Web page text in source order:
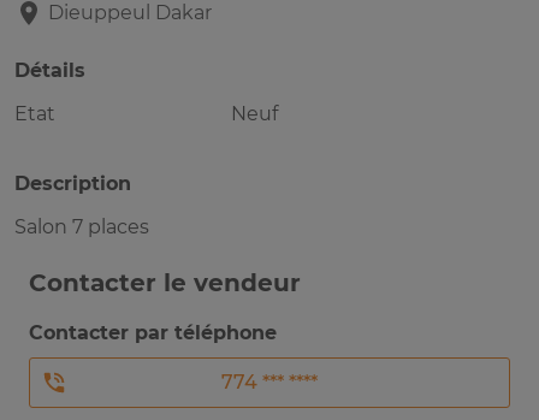
Dieuppeul
Dakar
Détails
Etat
Neuf
Description
Salon 7 places
Contacter le vendeur
Contacter par téléphone
774 *** ****